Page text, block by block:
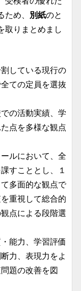
め、
別紙のと
取りまとめまし
している現行の
ての定員を選抜
の活動実績、学
点を多様な観点
ルにおいて、全
すこととし、１
多面的な観点で
重視して総合的
点による段階選
能力、学習評価
力、表現力をよ
題の改善を図